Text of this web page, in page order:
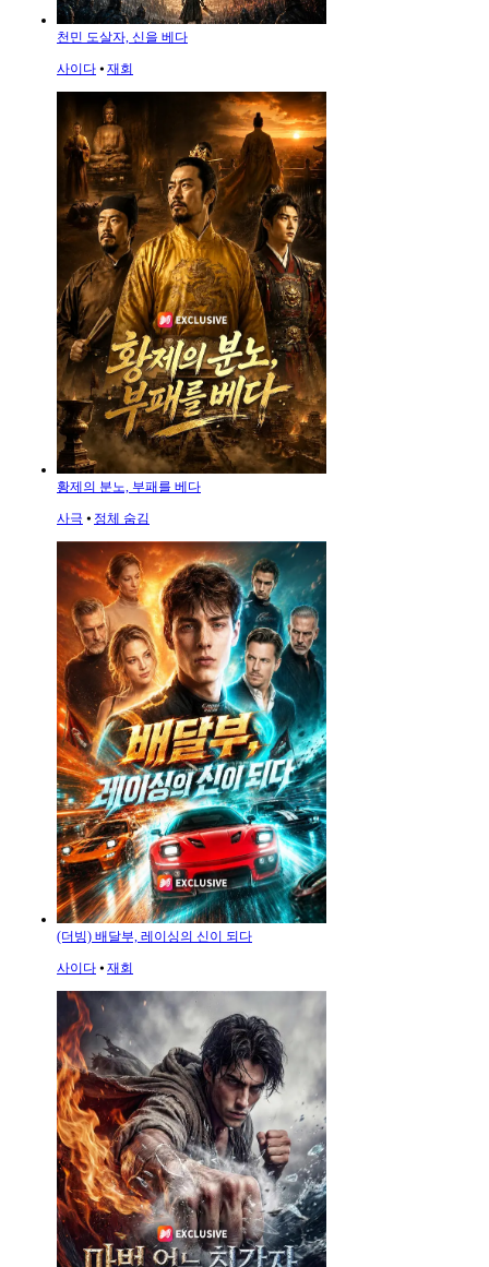
천민 도살자, 신을 베다
사이다 ⦁ 재회
황제의 분노, 부패를 베다
사극 ⦁ 정체 숨김
(더빙) 배달부, 레이싱의 신이 되다
사이다 ⦁ 재회